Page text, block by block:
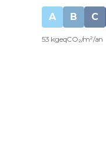
A B C
53 kgeqCO₂/m²/an